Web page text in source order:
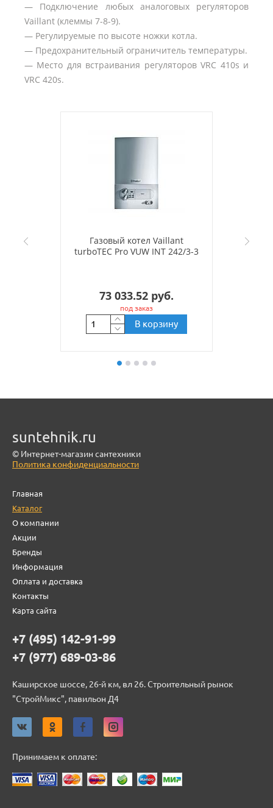
— Подключение любых аналоговых регуляторов
Vaillant (клеммы 7-8-9).
— Регулируемые по высоте ножки котла.
— Предохранительный ограничитель температуры.
— Место для встраивания регуляторов VRC 410s и
VRC 420s.
Газовый котел Vaillant
turboTEC Pro VUW INT 242/3-3
73 033.52 руб.
под заказ
В корзину
suntehnik.ru
© Интернет-магазин сантехники
Политика конфиденциальности
Главная
Каталог
О компании
Акции
Бренды
Информация
Оплата и доставка
Контакты
Карта сайта
+7 (495) 142-91-99
+7 (977) 689-03-86
Каширское шоссе, 26-й км, вл 26. Строительный рынок
"СтройМикс", павильон Д4
Принимаем к оплате: